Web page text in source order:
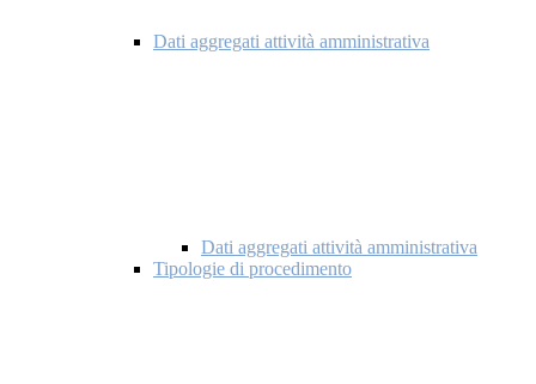
Dati aggregati attività amministrativa
Dati aggregati attività amministrativa
Tipologie di procedimento